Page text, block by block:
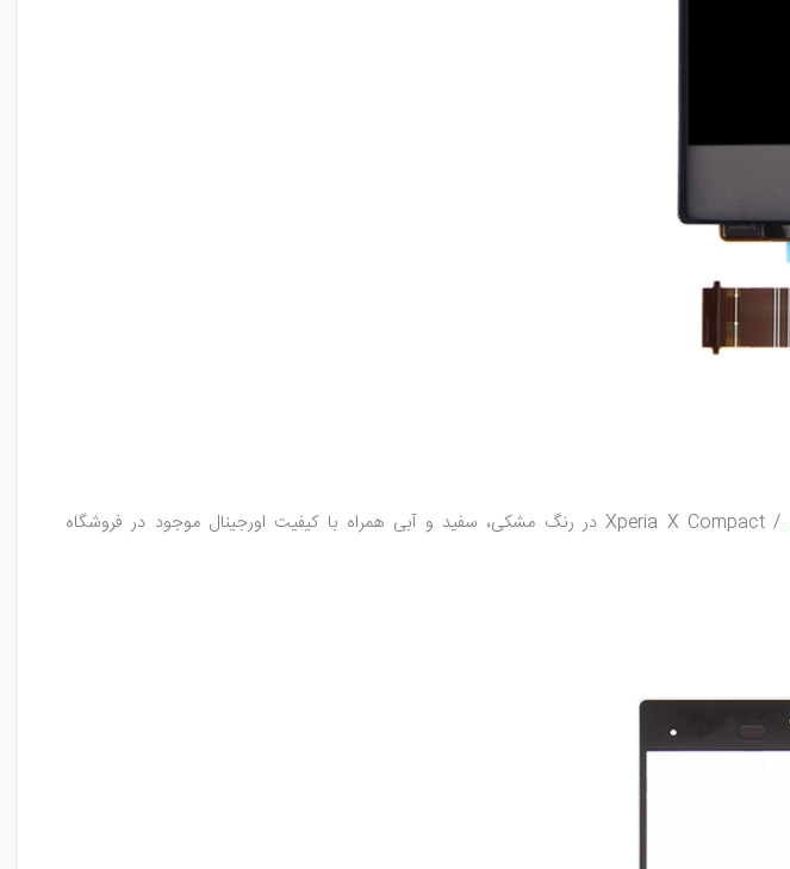
/ Xperia X Compact در رنگ مشکی، سفید و آبی همراه با کیفیت اورجینال موجود در فروشگاه